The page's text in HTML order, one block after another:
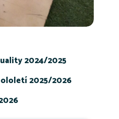
2024/2025
2025/2026